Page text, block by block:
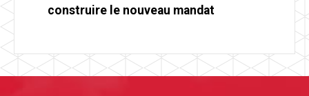
construire le nouveau mandat